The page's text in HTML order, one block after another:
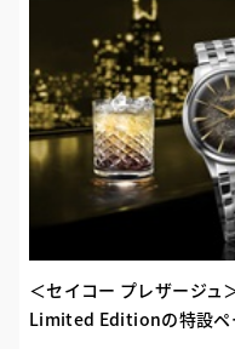
＜セイコー プレザージュ
Limited Editionの特設ペ